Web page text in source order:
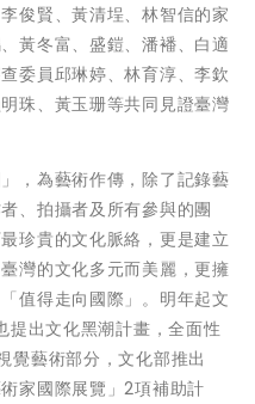
俊賢、黃清埕、林智信的家
黃冬富、盛鎧、潘襎、白適
委員邱琳婷、林育淳、李欽
珠、黃玉珊等共同見證臺灣
，為藝術作傳，除了記錄藝
、拍攝者及所有參與的團
珍貴的文化脈絡，更是建立
灣的文化多元而美麗，更擁
值得走向國際」。明年起文
提出文化黑潮計畫，全面性
覺藝術部分，文化部推出
家國際展覽」2項補助計